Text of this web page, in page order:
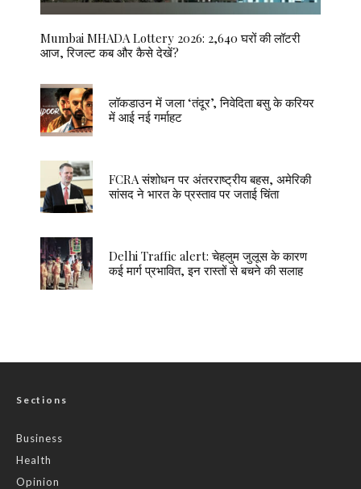
Mumbai MHADA Lottery 2026: 2,640 घरों की लॉटरी
आज, रिजल्ट कब और कैसे देखें?
लॉकडाउन में जला ‘तंदूर’, निवेदिता बसु के करियर
में आई नई गर्माहट
FCRA संशोधन पर अंतरराष्ट्रीय बहस, अमेरिकी
सांसद ने भारत के प्रस्ताव पर जताई चिंता
Delhi Traffic alert: चेहलुम जुलूस के कारण
कई मार्ग प्रभावित, इन रास्तों से बचने की सलाह
Sections
Business
Health
Opinion